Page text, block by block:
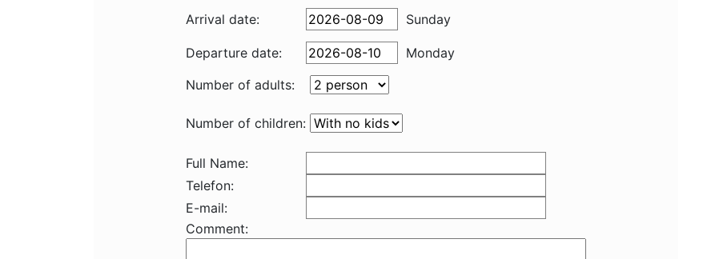
Arrival date: Sunday
Departure date:
Monday
Number of adults:
Number of children:
Full Name:
Telefon:
E-mail:
Comment: